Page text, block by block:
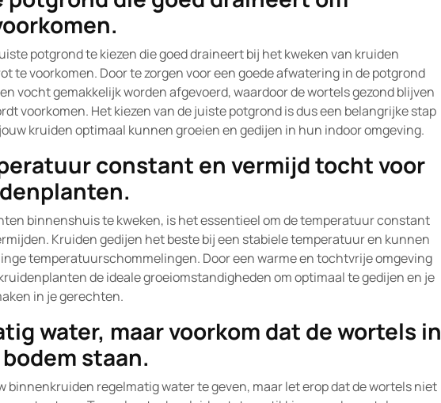
potgrond te kiezen die goed draineert bij het kweken van kruiden
te voorkomen. Door te zorgen voor een goede afwatering in de potgrond
vocht gemakkelijk worden afgevoerd, waardoor de wortels gezond blijven
voorkomen. Het kiezen van de juiste potgrond is dus een belangrijke stap
kruiden optimaal kunnen groeien en gedijen in hun indoor omgeving.
constant en vermijd tocht voor
binnenshuis te kweken, is het essentieel om de temperatuur constant
Kruiden gedijen het beste bij een stabiele temperatuur en kunnen
temperatuurschommelingen. Door een warme en tochtvrije omgeving
de ideale groeiomstandigheden om optimaal te gedijen en je
in je gerechten.
water, maar voorkom dat de wortels in
staan.
binnenkruiden regelmatig water te geven, maar let erop dat de wortels niet